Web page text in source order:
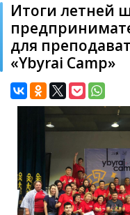
Итоги летней
для
«Ybyrai Camp»